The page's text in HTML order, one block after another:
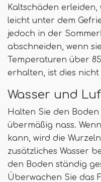
Kaltschäden
leicht unter dem
jedoch in der
abschneiden, wenn
Temperaturen über
erhalten, ist dies
Wasser und
Halten Sie den
übermäßig nass.
kann, wird die
zusätzliches Wasser
den Boden ständig
Überwachen Sie das